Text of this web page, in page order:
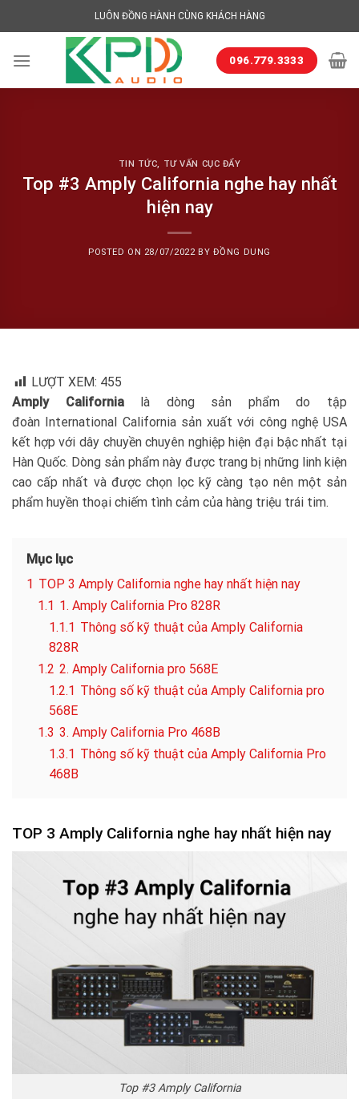
to
LUÔN ĐỒNG HÀNH CÙNG KHÁCH HÀNG
096.779.3333
TIN TỨC, TƯ VẤN CỤC ĐẨY
Top #3 Amply California nghe hay nhất
hiện nay
POSTED ON 28/07/2022BY ĐỒNG DUNG
LƯỢT XEM: 455
Amply Californialà dòng sản phẩm do tập
đoàn International California sản xuất với công nghệ USA
kết hợp với dây chuyền chuyên nghiệp hiện đại bậc nhất tại
Hàn Quốc. Dòng sản phẩm này được trang bị những linh kiện
cao cấp nhất và được chọn lọc kỹ càng tạo nên một sản
phẩm huyền thoại chiếm tình cảm của hàng triệu trái tim.
Mục lục
1 TOP 3 Amply California nghe hay nhất hiện nay
1.1 1. Amply California Pro 828R
1.1.1 Thông số kỹ thuật của Amply California
828R
1.2 2. Amply California pro 568E
1.2.1 Thông số kỹ thuật của Amply California pro
568E
1.3 3. Amply California Pro 468B
1.3.1 Thông số kỹ thuật của Amply California Pro
468B
TOP 3 Amply California nghe hay nhất hiện nay
Top #3 Amply California